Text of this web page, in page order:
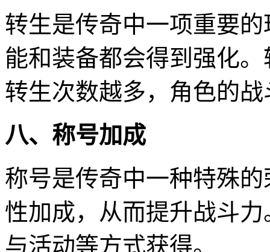
转生是传奇中一项重要
能和装备都会得到强化
转生次数越多，角色的
八、称号加成
称号是传奇中一种特殊
性加成，从而提升战斗
与活动等方式获得。